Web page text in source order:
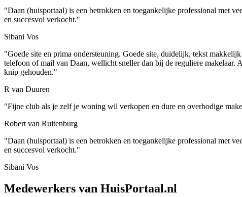
"Daan (huisportaal) is een betrokken en toegankelijke professional met
en succesvol verkocht."
Sibani Vos
"Goede site en prima ondersteuning. Goede site, duidelijk, tekst
telefoon of mail van Daan, wellicht sneller dan bij de reguliere makelaar.
knip gehouden."
R van Duuren
"Fijne club als je zelf je woning wil verkopen en dure en overbodige
Robert van Ruitenburg
"Daan (huisportaal) is een betrokken en toegankelijke professional met
en succesvol verkocht."
Sibani Vos
Medewerkers van HuisPortaal.nl